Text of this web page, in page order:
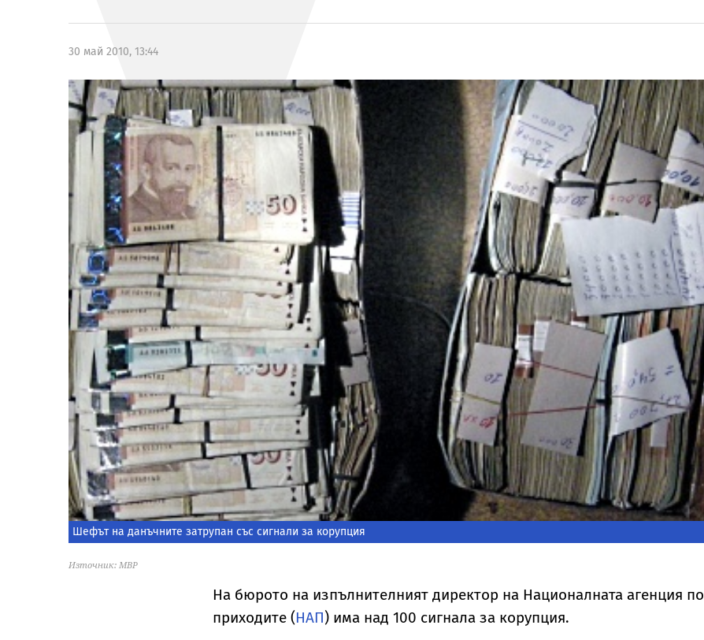
30 май 2010, 13:44
Шефът на данъчните затрупан със сигнали за корупция
Източник: МВР
На бюрото на изпълнителният директор на Националната агенция по
приходите (НАП) има над 100 сигнала за корупция.